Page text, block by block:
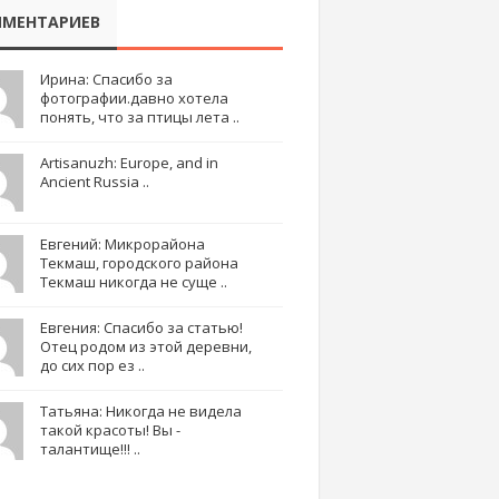
Ирина: Спасибо за
фотографии.давно хотела
понять, что за птицы лета ..
Artisanuzh: Europe, and in
Ancient Russia ..
Евгений: Микрорайона
Текмаш, городского района
Текмаш никогда не суще ..
Евгения: Спасибо за статью!
Отец родом из этой деревни,
до сих пор ез ..
Татьяна: Никогда не видела
такой красоты! Вы -
талантище!!! ..